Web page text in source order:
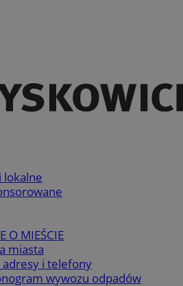
lokalne
O MIEŚCIE
miasta
adresy i telefony
wywozu odpadów